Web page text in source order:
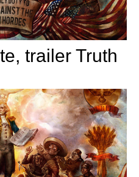
trailer Truth